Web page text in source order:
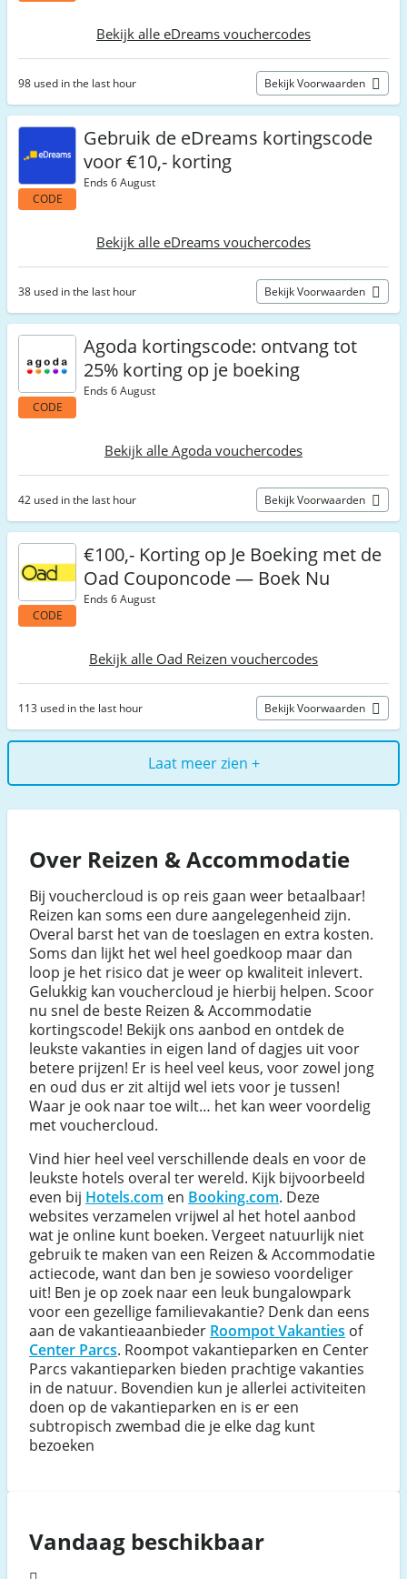
Bekijk alle eDreams vouchercodes
98 used in the last hour Bekijk Voorwaarden
CODE
Gebruik de eDreams kortingscode
voor €10,- korting
Ends 6 August
Bekijk alle eDreams vouchercodes
38 used in the last hour Bekijk Voorwaarden
CODE
Agoda kortingscode: ontvang tot
25% korting op je boeking
Ends 6 August
Bekijk alle Agoda vouchercodes
42 used in the last hour Bekijk Voorwaarden
CODE
€100,- Korting op Je Boeking met de
Oad Couponcode — Boek Nu
Ends 6 August
Bekijk alle Oad Reizen vouchercodes
113 used in the last hour Bekijk Voorwaarden
Laat meer zien +
Over Reizen & Accommodatie
Bij vouchercloud is op reis gaan weer betaalbaar!
Reizen kan soms een dure aangelegenheid zijn.
Overal barst het van de toeslagen en extra kosten.
Soms dan lijkt het wel heel goedkoop maar dan
loop je het risico dat je weer op kwaliteit inlevert.
Gelukkig kan vouchercloud je hierbij helpen. Scoor
nu snel de beste Reizen & Accommodatie
kortingscode! Bekijk ons aanbod en ontdek de
leukste vakanties in eigen land of dagjes uit voor
betere prijzen! Er is heel veel keus, voor zowel jong
en oud dus er zit altijd wel iets voor je tussen!
Waar je ook naar toe wilt… het kan weer voordelig
met vouchercloud.
Vind hier heel veel verschillende deals en voor de
leukste hotels overal ter wereld. Kijk bijvoorbeeld
even bij Hotels.com en Booking.com. Deze
websites verzamelen vrijwel al het hotel aanbod
wat je online kunt boeken. Vergeet natuurlijk niet
gebruik te maken van een Reizen & Accommodatie
actiecode, want dan ben je sowieso voordeliger
uit! Ben je op zoek naar een leuk bungalowpark
voor een gezellige familievakantie? Denk dan eens
aan de vakantieaanbieder Roompot Vakanties of
Center Parcs. Roompot vakantieparken en Center
Parcs vakantieparken bieden prachtige vakanties
in de natuur. Bovendien kun je allerlei activiteiten
doen op de vakantieparken en is er een
subtropisch zwembad die je elke dag kunt
bezoeken
Vandaag beschikbaar